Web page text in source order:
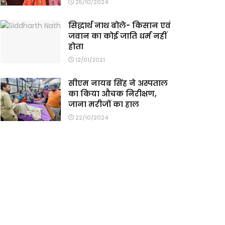
25/10/2024
सिद्धार्थ नाथ बोले- किसान एवं
जवान का कोई जाति धर्म नहीं
होता
12/01/2021
सीएम नायब सिंह ने अस्पताल
का किया औचक निरीक्षण,
जाना मरीजों का हाल
22/10/2024